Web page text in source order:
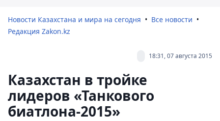
Новости Казахстана и мира на сегодня
Все новости
Редакция Zakon.kz
18:31, 07 августа 2015
Казахстан в тройке
лидеров «Танкового
биатлона-2015»